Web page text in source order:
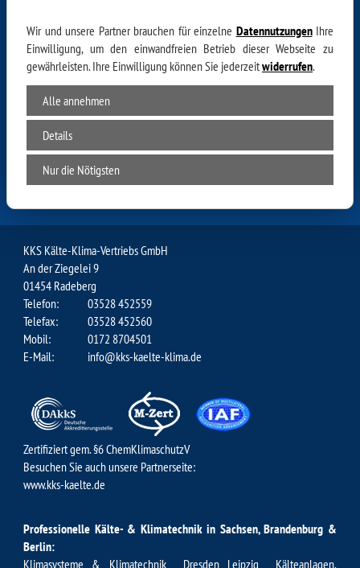
01945 Peickwitz, 01945 Biehlen, 01968 Niemtsch, 01996
Hosena, 01945 Schwarzbach, 01945 Hohenbocka, 01968
Brieske, 02991 Lauta Dorf, 01945 Guteborn, 01956
Senftenberg, 01968 Großkoschen, 01968 Hörlitz, 01968
Kleinkoschen, 01986 Schwarzheide, 01945 Grünewald, 02991
Industrie- und Gewerbegebiet, 02991 Leippe, 01991 Schipkau,
02989 Lauta, 01941 Ruhland, 02991 Torno, 01945 Sella,
02979 Tätzschwitz, 01945 Hermsdorf, 02994 Wiednitz, 01945
Lipsa, 01945 Arnsdorf, 01994 Meuro
KKS Kälte-Klima-Vertriebs GmbH
An der Ziegelei 9
01454 Radeberg
Telefon:
03528 452559
Telefax:
03528 452560
Mobil:
0172 8704501
E-Mail:
info@kks-kaelte-klima.de
Zertifiziert gem. §6 ChemKlimaschutzV
Besuchen Sie auch unsere Partnerseite:
www.kks-kaelte.de
Professionelle Kälte- & Klimatechnik in Sachsen, Brandenburg &
Berlin:
Klimasysteme & Klimatechnik Dresden Leipzig Kälteanlagen,
Wir und unsere Partner brauchen für einzelne DatennutzungenIhre
Einwilligung, um den einwandfreien Betrieb dieser Webseite zu
gewährleisten. Ihre Einwilligung können Sie jederzeitwiderrufen.
Alle annehmen
Details
Nur die Nötigsten